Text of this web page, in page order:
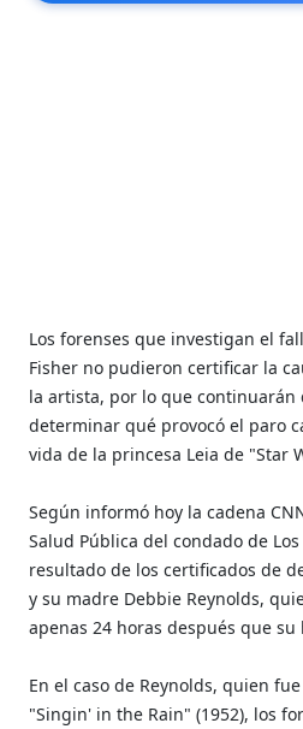
Los forenses que investigan el
Fisher no pudieron certificar la
la artista, por lo que continuarán
determinar qué provocó el paro
vida de la princesa Leia de "Star
Según informó hoy la cadena
Salud Pública del condado de
resultado de los certificados de
y su madre Debbie Reynolds,
apenas 24 horas después que su
En el caso de Reynolds, quien
"Singin' in the Rain" (1952), los